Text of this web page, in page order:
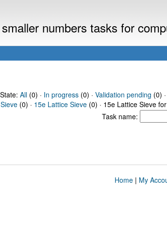
numbers tasks for
State: All(0) · In progress(0) · Validation pending (0) ·
(0) · 15e Lattice Sieve (0) · 15e Lattice Sieve
Task name:
Home| My